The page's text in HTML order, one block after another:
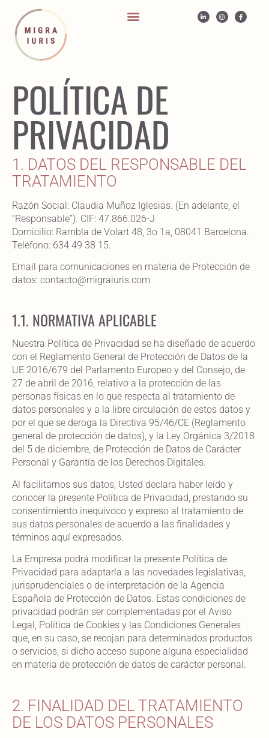
POLÍTICA DE
PRIVACIDAD
1. DATOS DEL RESPONSABLE DEL
TRATAMIENTO
Razón Social: Claudia Muñoz Iglesias. (En adelante, el
“Responsable”). CIF: 47.866.026-J
Domicilio: Rambla de Volart 48, 3o 1a, 08041 Barcelona.
Teléfono: 634 49 38 15.
Email para comunicaciones en materia de Protección de
datos: contacto@migraiuris.com
1.1. NORMATIVA APLICABLE
Nuestra Política de Privacidad se ha diseñado de acuerdo
con el Reglamento General de Protección de Datos de la
UE 2016/679 del Parlamento Europeo y del Consejo, de
27 de abril de 2016, relativo a la protección de las
personas físicas en lo que respecta al tratamiento de
datos personales y a la libre circulación de estos datos y
por el que se deroga la Directiva 95/46/CE (Reglamento
general de protección de datos), y la Ley Orgánica 3/2018
del 5 de diciembre, de Protección de Datos de Carácter
Personal y Garantía de los Derechos Digitales.
Al facilitarnos sus datos, Usted declara haber leído y
conocer la presente Política de Privacidad, prestando su
consentimiento inequívoco y expreso al tratamiento de
sus datos personales de acuerdo a las finalidades y
términos aquí expresados.
La Empresa podrá modificar la presente Política de
Privacidad para adaptarla a las novedades legislativas,
jurisprudenciales o de interpretación de la Agencia
Española de Protección de Datos. Estas condiciones de
privacidad podrán ser complementadas por el Aviso
Legal, Política de Cookies y las Condiciones Generales
que, en su caso, se recojan para determinados productos
o servicios, si dicho acceso supone alguna especialidad
en materia de protección de datos de carácter personal.
2. FINALIDAD DEL TRATAMIENTO
DE LOS DATOS PERSONALES